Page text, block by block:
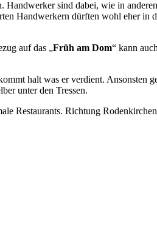
sind dabei, wie in
Handwerkern dürften wohl eher in
auf das „Früh am Dom“ kann
halt was er verdient. Ansonsten
unter den Tressen.
Restaurants. Richtung